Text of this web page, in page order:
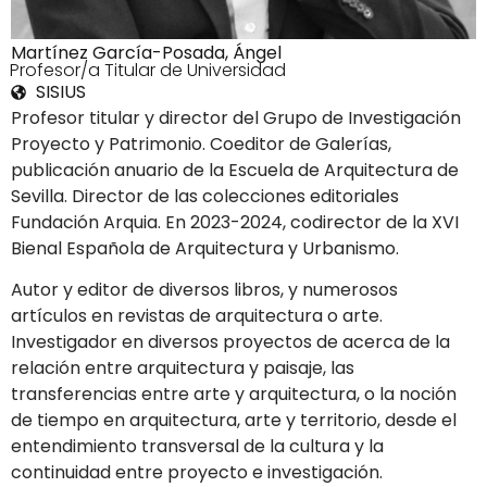
Profesor titular y director del Grupo de Investigación
Proyecto y Patrimonio. Coeditor de Galerías,
publicación anuario de la Escuela de Arquitectura de
Sevilla. Director de las colecciones editoriales
Fundación Arquia. En 2023-2024, codirector de la XVI
Bienal Española de Arquitectura y Urbanismo.
Autor y editor de diversos libros, y numerosos
artículos en revistas de arquitectura o arte.
Investigador en diversos proyectos de acerca de la
relación entre arquitectura y paisaje, las
transferencias entre arte y arquitectura, o la noción
de tiempo en arquitectura, arte y territorio, desde el
entendimiento transversal de la cultura y la
continuidad entre proyecto e investigación.
Martínez García-Posada, Ángel
2Profesor/a Titular de Universidad
SISIUS